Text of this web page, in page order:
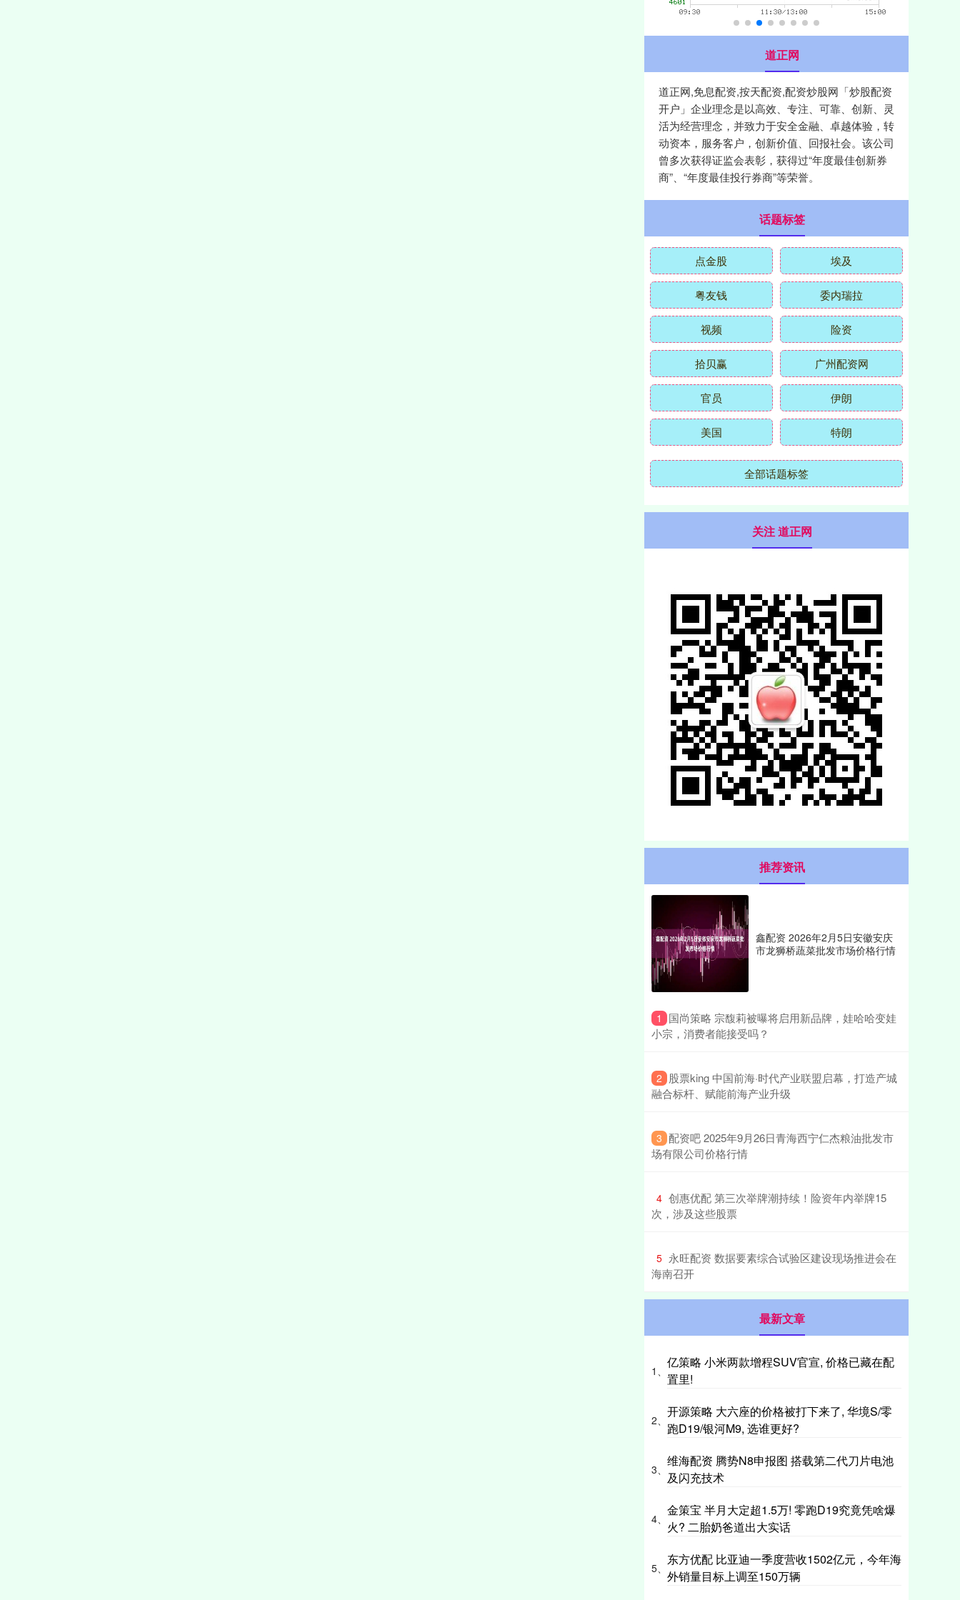
道正网
道正网,免息配资,按天配资,配资炒股网「炒股配资
开户」企业理念是以高效、专注、可靠、创新、灵
活为经营理念，并致力于安全金融、卓越体验，转
动资本，服务客户，创新价值、回报社会。该公司
曾多次获得证监会表彰，获得过“年度最佳创新券
商”、“年度最佳投行券商”等荣誉。
话题标签
点金股 埃及
粤友钱 委内瑞拉
视频 险资
拾贝赢 广州配资网
官员 伊朗
美国 特朗
全部话题标签
关注 道正网
推荐资讯
鑫配资 2026年2月5日安徽安庆
市龙狮桥蔬菜批发市场价格行情
1
​国尚策略 宗馥莉被曝将启用新品牌，娃哈哈变娃
小宗，消费者能接受吗？
2 ​股票king 中国前海·时代产业联盟启幕，打造产城
融合标杆、赋能前海产业升级
3 ​配资吧 2025年9月26日青海西宁仁杰粮油批发市
场有限公司价格行情
4 ​创惠优配 第三次举牌潮持续！险资年内举牌15
次，涉及这些股票
5 ​永旺配资 数据要素综合试验区建设现场推进会在
海南召开
最新文章
1、
亿策略 小米两款增程SUV官宣, 价格已藏在配
置里!
2、
开源策略 大六座的价格被打下来了, 华境S/零
跑D19/银河M9, 选谁更好?
3、
维海配资 腾势N8申报图 搭载第二代刀片电池
及闪充技术
4、
金策宝 半月大定超1.5万! 零跑D19究竟凭啥爆
火? 二胎奶爸道出大实话
5、
东方优配 比亚迪一季度营收1502亿元，今年海
外销量目标上调至150万辆